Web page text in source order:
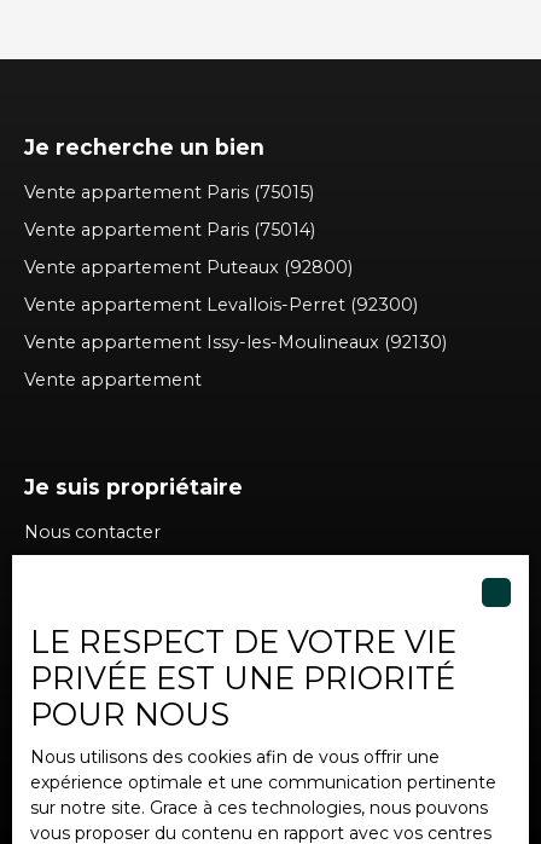
Je recherche un bien
Vente appartement Paris (75015)
Vente appartement Paris (75014)
Vente appartement Puteaux (92800)
Vente appartement Levallois-Perret (92300)
Vente appartement Issy-les-Moulineaux (92130)
Vente appartement
Je suis propriétaire
Nous contacter
Informations
Nos honoraires
Mentions légales
Politique de confidentialité
Plan du site
Gérer les cookies
LE RESPECT DE VOTRE VIE
PRIVÉE EST UNE PRIORITÉ
POUR NOUS
Nous utilisons des cookies afin de vous offrir une
expérience optimale et une communication pertinente
sur notre site. Grace à ces technologies, nous pouvons
vous proposer du contenu en rapport avec vos centres